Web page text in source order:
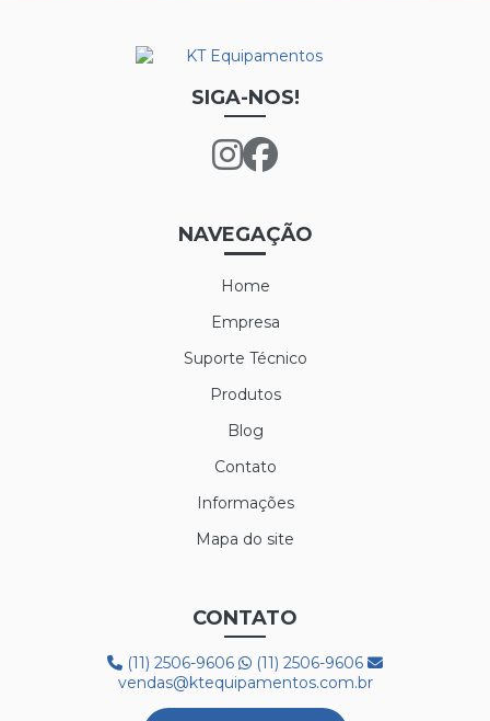
LUVA NYLON PARA CAMARA FRIA
LUVA POLIFLEX BRANCA
MEIÃO EM LÃ PARA CAMARA FRIA
PROTETOR AUDITIVO AGENA SPR
BOTA 50C32 FRIG
BOTA COM FORRO LÃ REF. HGS
SIGA-NOS!
NAVEGAÇÃO
Home
Empresa
Suporte Técnico
Produtos
Blog
Contato
Informações
Mapa do site
CONTATO
(11) 2506-9606
(11) 2506-9606
vendas@ktequipamentos.com.br